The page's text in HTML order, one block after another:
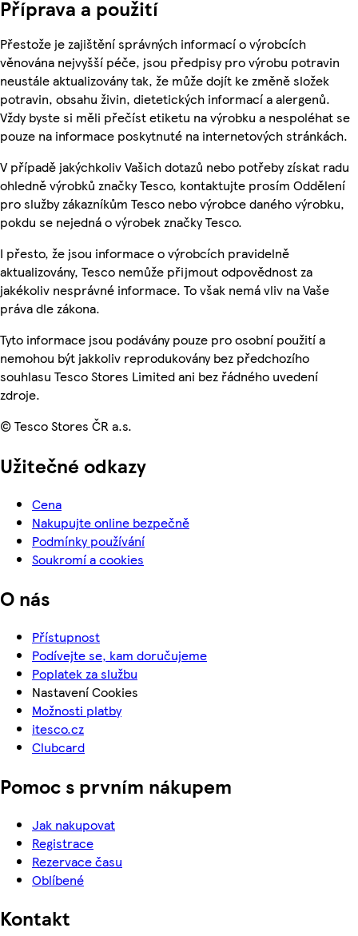
Příprava a použití
Přestože je zajištění správných informací o výrobcích
věnována nejvyšší péče, jsou předpisy pro výrobu potravin
neustále aktualizovány tak, že může dojít ke změně složek
potravin, obsahu živin, dietetických informací a alergenů.
Vždy byste si měli přečíst etiketu na výrobku a nespoléhat se
pouze na informace poskytnuté na internetových stránkách.
V případě jakýchkoliv Vašich dotazů nebo potřeby získat radu
ohledně výrobků značky Tesco, kontaktujte prosím Oddělení
pro služby zákazníkům Tesco nebo výrobce daného výrobku,
pokdu se nejedná o výrobek značky Tesco.
I přesto, že jsou informace o výrobcích pravidelně
aktualizovány, Tesco nemůže přijmout odpovědnost za
jakékoliv nesprávné informace. To však nemá vliv na Vaše
práva dle zákona.
Tyto informace jsou podávány pouze pro osobní použití a
nemohou být jakkoliv reprodukovány bez předchozího
souhlasu Tesco Stores Limited ani bez řádného uvedení
zdroje.
© Tesco Stores ČR a.s.
Užitečné odkazy
Cena
Nakupujte online bezpečně
Podmínky používání
Soukromí a cookies
O nás
Přístupnost
Podívejte se, kam doručujeme
Poplatek za službu
Nastavení Cookies
Možnosti platby
itesco.cz
Clubcard
Pomoc s prvním nákupem
Jak nakupovat
Registrace
Rezervace času
Oblíbené
Kontakt